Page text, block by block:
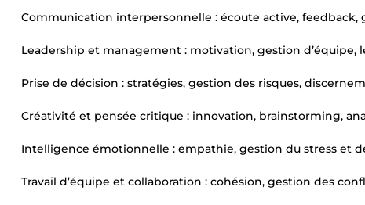
Communication interpersonnelle : écoute active, feedback,
Leadership et management : motivation, gestion d’équipe,
Prise de décision : stratégies, gestion des risques,
Créativité et pensée critique : innovation, brainstorming,
Intelligence émotionnelle : empathie, gestion du stress et
Travail d’équipe et collaboration : cohésion, gestion des